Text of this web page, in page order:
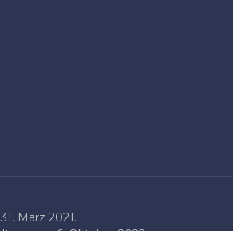
März 2021.